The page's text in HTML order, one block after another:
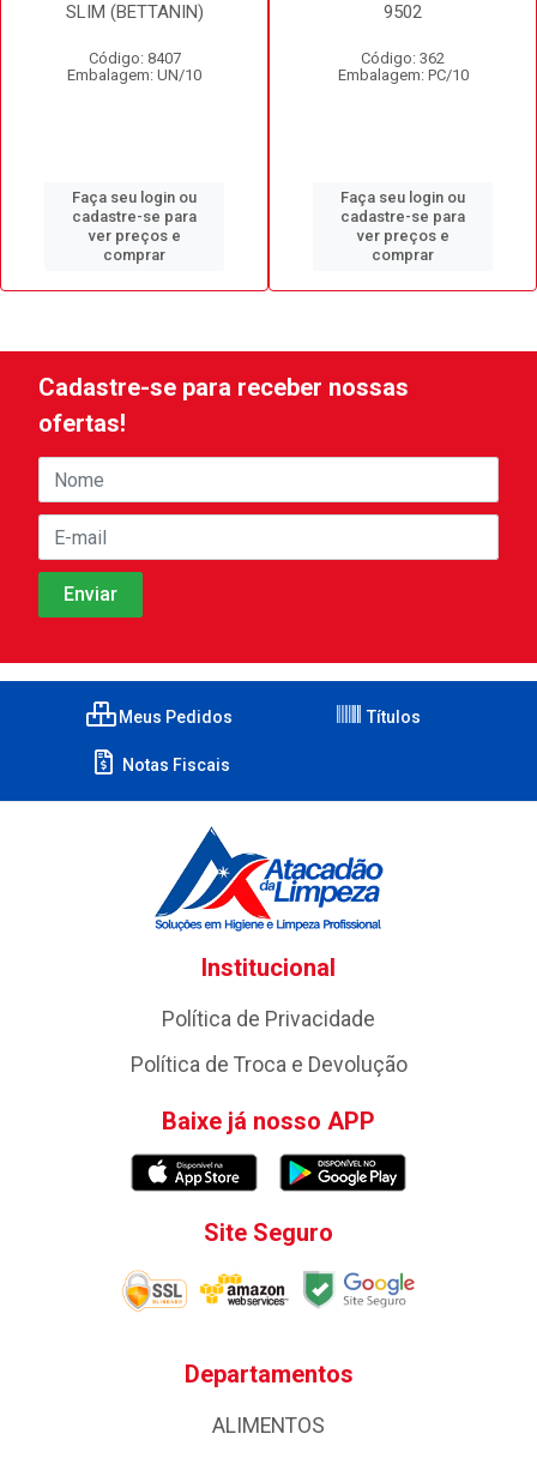
SLIM (BETTANIN)
Código: 8407
Embalagem: UN/10
Faça seu login ou
cadastre-se para
ver preços e
comprar
9502
Código: 362
Embalagem: PC/10
Faça seu login ou
cadastre-se para
ver preços e
comprar
Cadastre-se para receber nossas
ofertas!
Meus Pedidos Títulos
Notas Fiscais
Institucional
Política de Privacidade
Política de Troca e Devolução
Baixe já nosso APP
Site Seguro
Departamentos
ALIMENTOS